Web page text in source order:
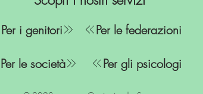
Per i genitori Per le federazioni
Per le società Per gli psicologi